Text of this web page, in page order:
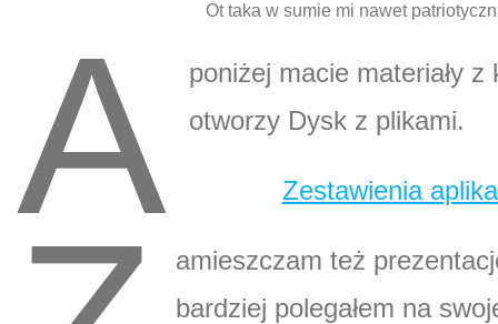
Ot taka w sumie mi nawet
A
poniżej macie materiały
otworzy Dysk z plikami.
Zestawienia
amieszczam też
bardziej polegałem na